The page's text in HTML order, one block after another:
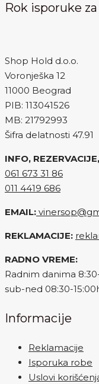
Rok isporuke za
Shop Hold d.o.o.
Voronješka 12
11000 Beograd
PIB: 113041526
MB: 21792993
Šifra delatnosti 47.91
INFO,
061 673 31 86
011 4419 686
EMAIL:
REKLAMACIJE:
RADNO VREME:
Radnim danima
sub-ned 08:30-
Informacije
Reklamacije
Isporuka robe
Uslovi